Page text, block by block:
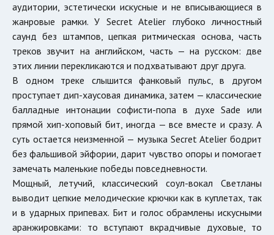
аудитории, эстетически искусные и не вписывающиеся в
жанровые рамки. У Secret Atelier глубоко личностный
саунд без штампов, цепкая ритмическая основа, часть
треков звучит на английском, часть — на русском: две
этих линии перекликаются и подхватывают друг друга.
В одном треке слышится фанковый пульс, в другом
проступает дип-хаусовая динамика, затем — классические
балладные интонации софисти-попа в духе Sade или
прямой хип-хоповый бит, иногда — все вместе и сразу. А
суть остается неизменной — музыка Secret Atelier бодрит
без фальшивой эйфории, дарит чувство опоры и помогает
замечать маленькие победы повседневности.
Мощный, летучий, классический соул-вокал Светланы
выводит цепкие мелодические крючки как в куплетах, так
и в ударных припевах. Бит и голос обрамлены искусными
аранжировками: то вступают вкрадчивые духовые, то